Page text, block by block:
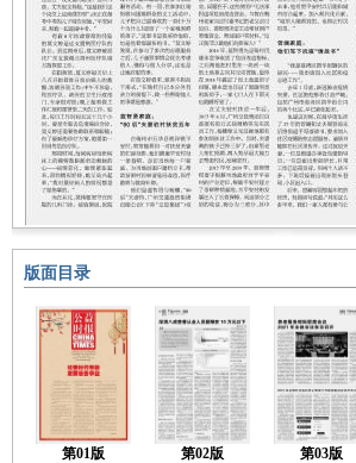
版面目录
第01版
第02版
第03版